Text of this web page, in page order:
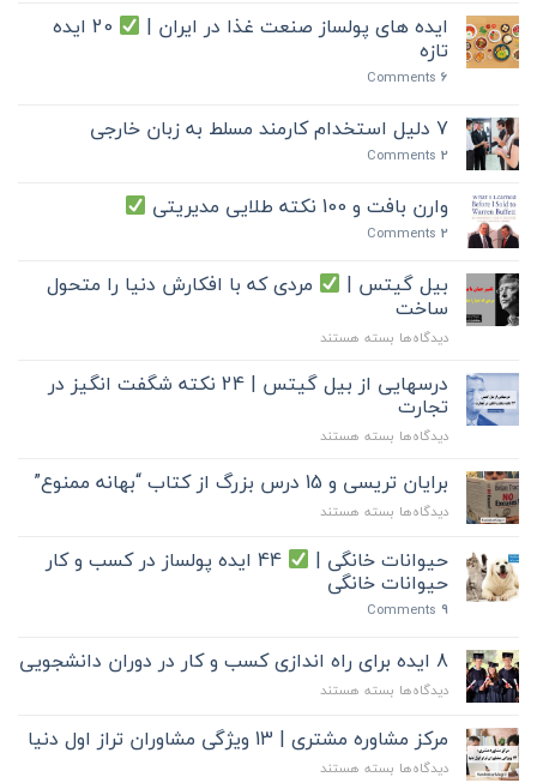
ایده های پولساز صنعت غذا در ایران | 20 ایده
تازه
6
7 دلیل استخدام کارمند مسلط به زبان خارجی
2
وارن بافت و 100 نکته طلایی مدیریتی
2
بیل گیتس | مردی که با افکارش دنیا را متحول
ساخت
دیدگاه‌ها برای
گیتس
|
مردی
با
افکارش
دنیا
متحول
ساخت
بسته هستند
درسهایی از بیل گیتس | 24 نکته شگفت انگیز در
تجارت
دیدگاه‌ها برای
از
بیل
گیتس
24
نکته
انگیز
تجارت
بسته هستند
برایان تریسی و 15 درس بزرگ از کتاب “بهانه ممنوع”
دیدگاه‌ها برای
تریسی
و
15
درس
کتاب
“بهانه
بسته هستند
حیوانات خانگی | 44 ایده پولساز در کسب و کار
حیوانات خانگی
9
8 ایده برای راه اندازی کسب و کار در دوران دانشجویی
دیدگاه‌ها برای
ایده
برای
راه
بسته هستند
مرکز مشاوره مشتری | 13 ویژگی مشاوران تراز اول دنیا
دیدگاه‌ها برای
بسته هستند